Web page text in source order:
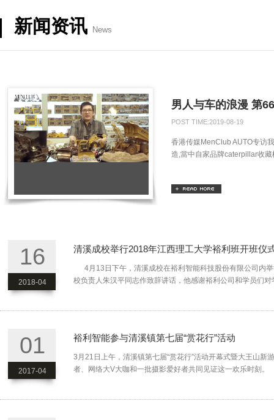
新闻资讯 News
男人与车的浪漫 第
POST TIME:2019-08-19
香港传媒MenClub AUTO专访
造,當中自家品牌caterpillar收
16
2018-04
清溪成校举行2018年江西理工大学裕利班开班仪
4月13日下午，清溪成校在裕利智能科技股份有限公司内
校负责人朱汉平同志作致辞讲话，他感谢裕利公司和学员们
01
2017-04
裕利智能参与清溪镇第七届“赏花行”活动
3月21日上午，清溪镇第七届“赏花行”活动开幕式暨大王山
者、网络大V大咖和一批摄影爱好者共同见证这一欢乐时刻